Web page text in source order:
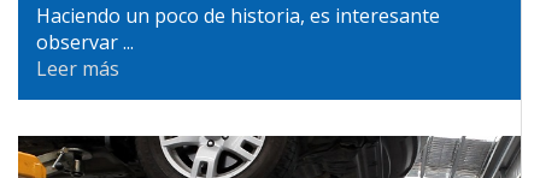
Haciendo un poco de historia, es interesante
observar ...
Leer más